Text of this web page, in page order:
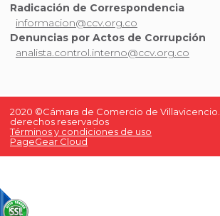
Radicación de Correspondencia
informacion@ccv.org.co
Denuncias por Actos de Corrupción
analista.control.interno@ccv.org.co
2020 ©Cámara de Comercio de Villavicencio.
derechos reservados
Términos y condiciones de uso
PageGear Cloud